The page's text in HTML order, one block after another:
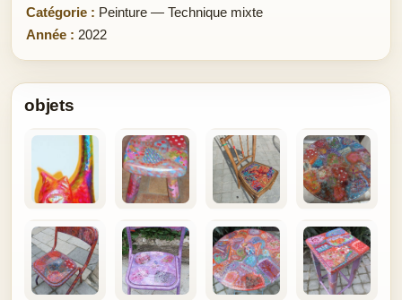
Catégorie : Peinture — Technique mixte
Année : 2022
objets